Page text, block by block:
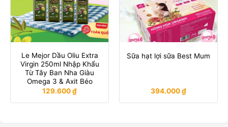
Le Mejor Dầu Oliu Extra
Virgin 250ml Nhập Khẩu
Từ Tây Ban Nha Giàu
Omega 3 & Axit Béo
129.600₫
Sữa hạt lợi sữa Best Mum
394.000₫